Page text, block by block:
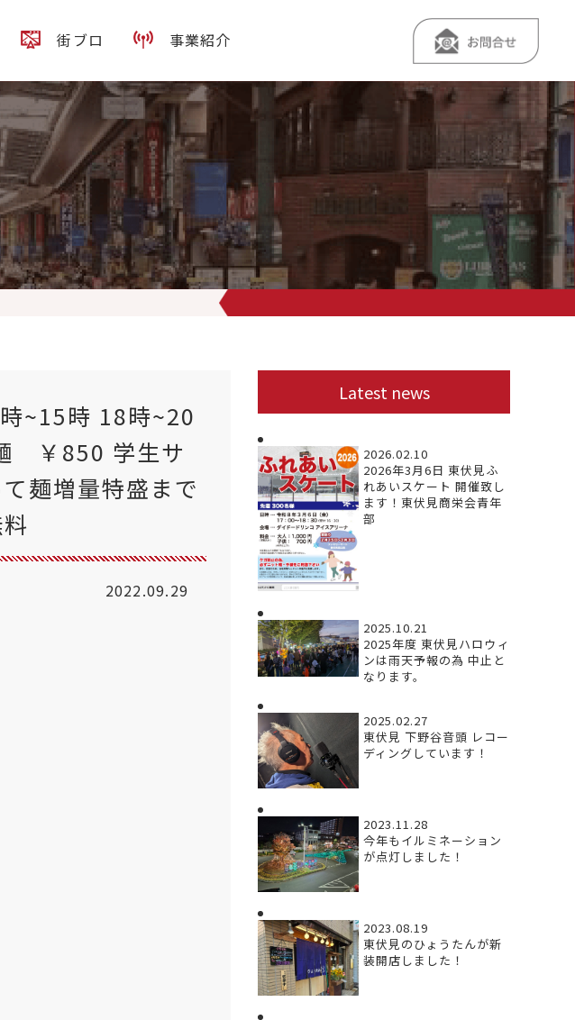
街ブロ 事業紹介
時 今月の限定 カレーつけ麺 ￥850 鷹の爪つけ麺 ￥850 学生サービス 『インスタ見ました
~15時 18時~20
￥850 学生サ
麺増量特盛まで
2022.09.29
Latest news
2026.02.10
2026年3月6日 東伏見ふ
れあいスケート 開催致し
ます！東伏見商栄会青年
部
2025.10.21
2025年度 東伏見ハロウィ
ンは雨天予報の為 中止と
なります。
2025.02.27
東伏見 下野谷音頭 レコー
ディングしています！
2023.11.28
今年もイルミネーション
が点灯しました！
2023.08.19
東伏見のひょうたんが新
装開店しました！